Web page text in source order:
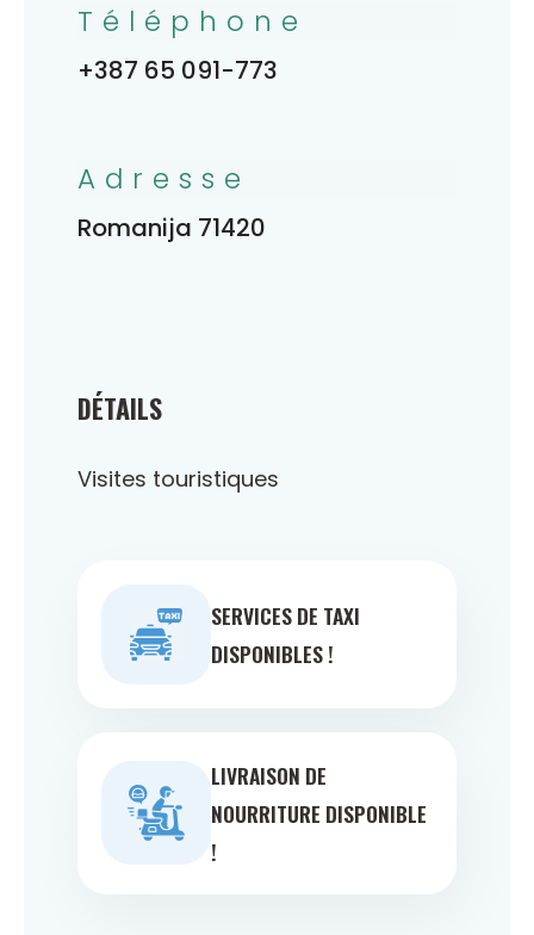
DÉTAILS
Visites touristiques
SERVICES DE TAXI
DISPONIBLES !
LIVRAISON DE
NOURRITURE DISPONIBLE
!
Téléphone
+387 65 091-773
Adresse
Romanija 71420